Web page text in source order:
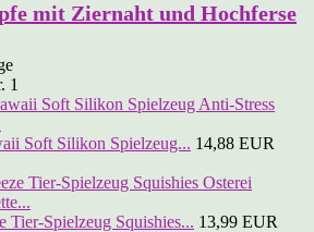
mit Ziernaht und Hochferse
1
Soft Silikon Spielzeug... 14,88 EUR
Tier-Spielzeug Squishies... 13,99 EUR